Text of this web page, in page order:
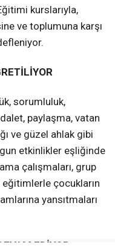
kurslarıyla,
ve toplumuna karşı
sorumluluk,
paylaşma, vatan
ve güzel ahlak gibi
etkinlikler eşliğinde
çalışmaları, grup
çocukların
yansıtmaları
EDİYOR